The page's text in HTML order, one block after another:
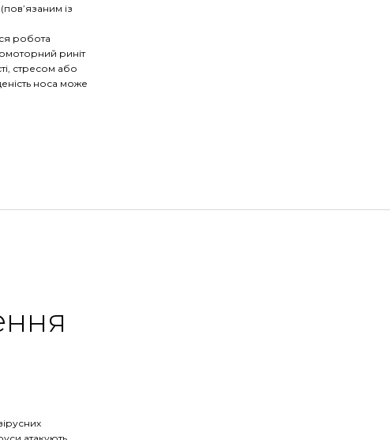
із
робота
риніт
стресом або
носа може